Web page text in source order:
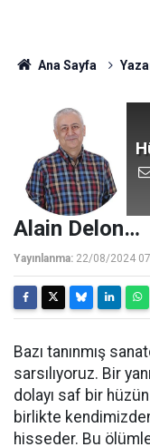
Ana Sayfa
Alain Delon…
Yayınlanma: 22/08/2024
Bazı tanınmış
sarsılıyoruz. Bir
dolayı saf bir
birlikte
hisseder. Bu